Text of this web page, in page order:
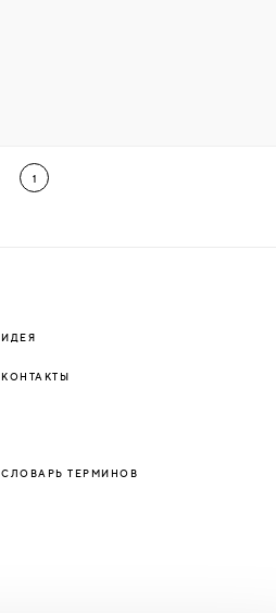
1
ИДЕЯ
КОНТАКТЫ
СЛОВАРЬ ТЕРМИНОВ